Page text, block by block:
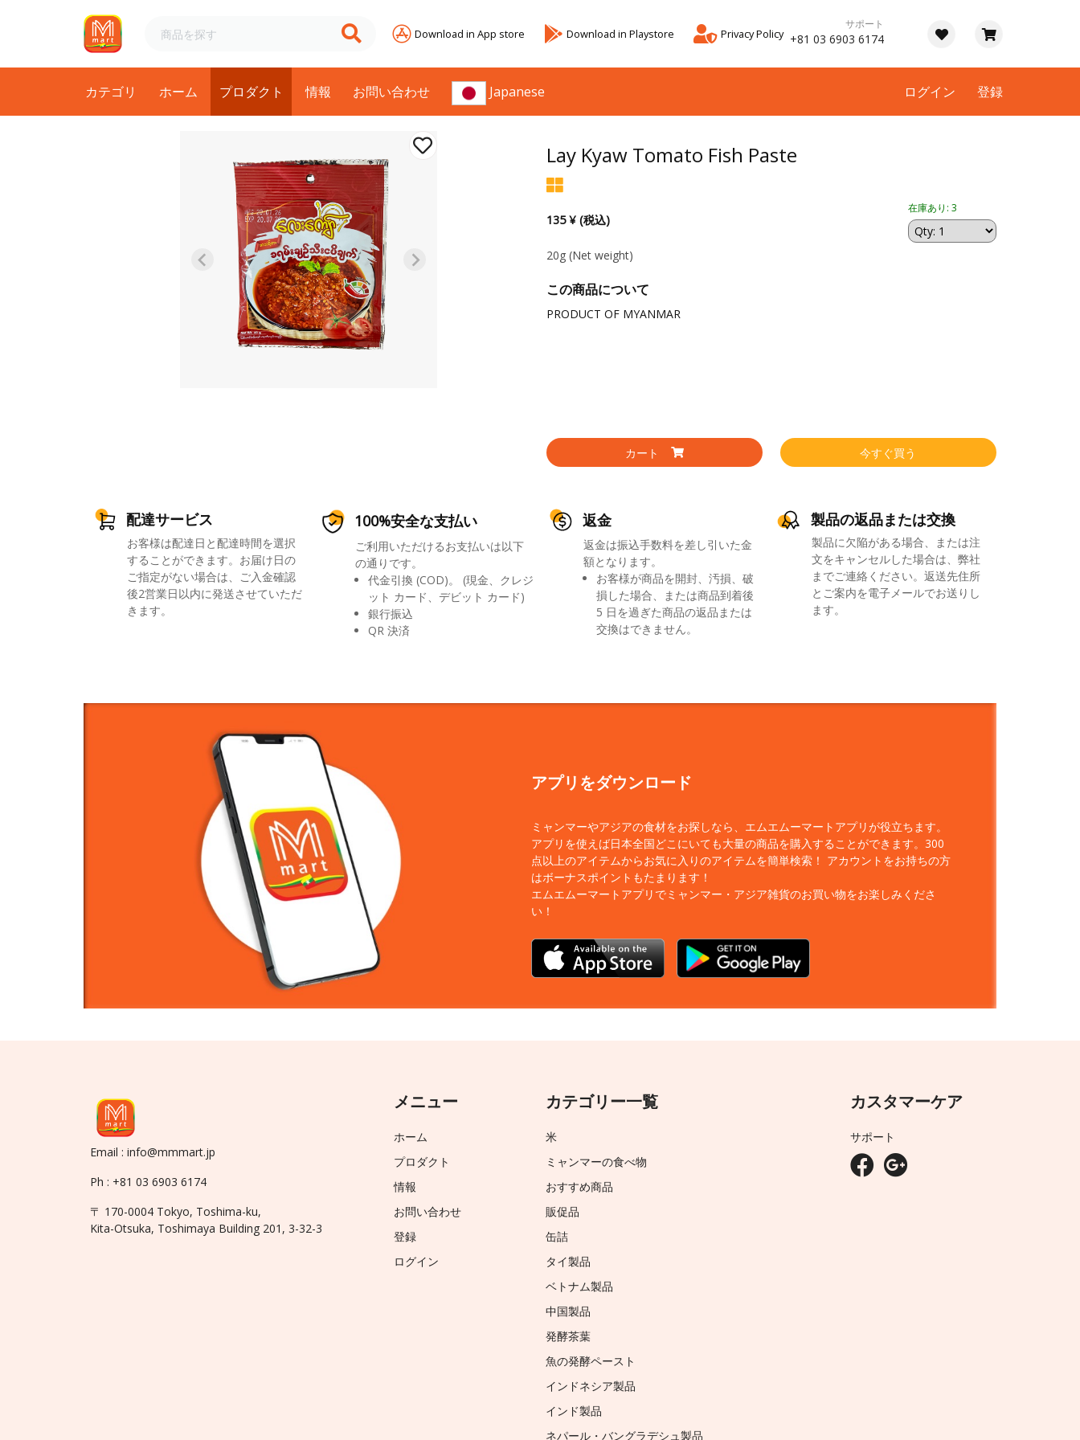
Download in App store Download in Playstore Privacy Policy
サポート
+81 03 6903 6174
カテゴリ ホーム プロダクト 情報 お問い合わせ Japanese ログイン 登録
Lay Kyaw Tomato Fish Paste
135 ¥ (税込)
在庫あり: 3
20g (Net weight)
この商品について
PRODUCT OF MYANMAR
カート 今すぐ買う
配達サービス
お客様は配達日と配達時間を選択
することができます。お届け日の
ご指定がない場合は、ご入金確認
後2営業日以内に発送させていただ
きます。
100%安全な支払い
ご利用いただけるお支払いは以下
の通りです。
代金引換 (COD)。 (現金、クレジ
ット カード、デビット カード)
銀行振込
QR 決済
返金
返金は振込手数料を差し引いた金
額となります。
お客様が商品を開封、汚損、破
損した場合、または商品到着後
5 日を過ぎた商品の返品または
交換はできません。
製品の返品または交換
製品に欠陥がある場合、または注
文をキャンセルした場合は、弊社
までご連絡ください。返送先住所
とご案内を電子メールでお送りし
ます。
アプリをダウンロード
ミャンマーやアジアの食材をお探しなら、エムエムーマートアプリが役立ちます。
アプリを使えば日本全国どこにいても大量の商品を購入することができます。300
点以上のアイテムからお気に入りのアイテムを簡単検索！ アカウントをお持ちの方
はボーナスポイントもたまります！
エムエムーマートアプリでミャンマー・アジア雑貨のお買い物をお楽しみくださ
い！
Email : info@mmmart.jp
Ph : +81 03 6903 6174
〒 170-0004 Tokyo, Toshima-ku,
Kita-Otsuka, Toshimaya Building 201, 3-32-3
メニュー
ホーム
プロダクト
情報
お問い合わせ
登録
ログイン
カテゴリー一覧
米
ミャンマーの食べ物
おすすめ商品
販促品
缶詰
タイ製品
ベトナム製品
中国製品
発酵茶葉
魚の発酵ペースト
インドネシア製品
インド製品
ネパール・バングラデシュ製品
カスタマーケア
サポート